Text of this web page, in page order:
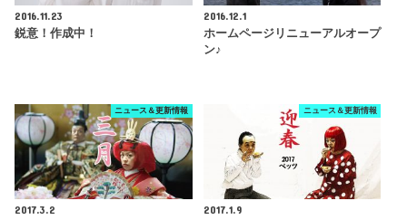
2016.11.23
鋭意！作成中！
2016.12.1
ホームページリニューアルオープ
ン♪
ニュース＆更新情報
2017.3.2
ニュース＆更新情報
2017.1.9